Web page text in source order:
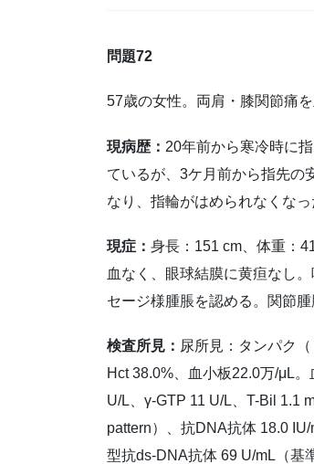
問題72
57歳の女性。両肩・膝関節痛を
現病歴： 20年前から寒冷時に
ているが、3ケ月前から指先の
なり、指輪がはめられなくな
現症： 身長：151 cm、体重：
血なく、眼球結膜に黄疸なし
セージ様腫脹を認める。関節
検査所見： 尿所見：タンパク
Hct 38.0%、血小板22.0万/μL
U/L、γ-GTP 11 U/L、T-Bil 1.1
pattern）、抗DNA抗体 18.0
型抗ds-DNA抗体 69 U/mL（基